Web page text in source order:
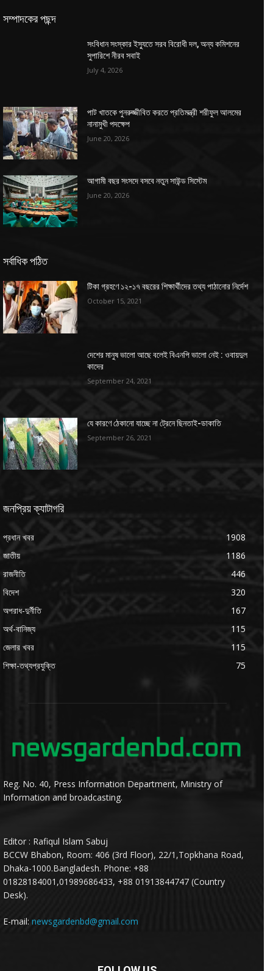
সম্পাদকের পছন্দ
সংবিধান সংস্কার ইস্যুতে সরব বিরোধী দল, অন্য কমিশনের
সুপারিশে নীরব সবাই
July 4, 2026
পাট খাতকে পুনরুজ্জীবিত করতে প্রতিমন্ত্রী শরীফুল আলমের
নানামুখী পদক্ষেপ
June 20, 2026
আগামী বছর সংসদে বসবে নতুন সাউন্ড সিস্টেম
June 20, 2026
সর্বাধিক পঠিত
টিকা গ্রহণে ১২-১৭ বছরের শিক্ষার্থীদের তথ্য পাঠানোর নির্দেশ
October 15, 2021
দেশের মানুষ ভালো আছে বলেই বিএনপি ভালো নেই : ওবায়দুল
কাদের
September 24, 2021
যে কারণে ঠেকানো যাচ্ছে না ট্রেনে ছিনতাই-ডাকাতি
September 26, 2021
জনপ্রিয় ক্যাটাগরি
প্রধান খবর
1908
জাতীয়
1186
রাজনীতি
446
বিদেশ
320
অপরাধ-দুর্নীতি
167
অর্থ-বানিজ্য
115
জেলার খবর
115
শিক্ষা-তথ্যপ্রযুক্তি
75
Reg. No. 40, Press Information Department, Ministry of
Information and broadcasting.
Editor : Rafiqul Islam Sabuj
BCCW Bhabon, Room: 406 (3rd Floor), 22/1,Topkhana Road,
Dhaka-1000.Bangladesh. Phone: +88
01828184001,01989686433, +88 01913844747 (Country
Desk).
E-mail: newsgardenbd@gmail.com